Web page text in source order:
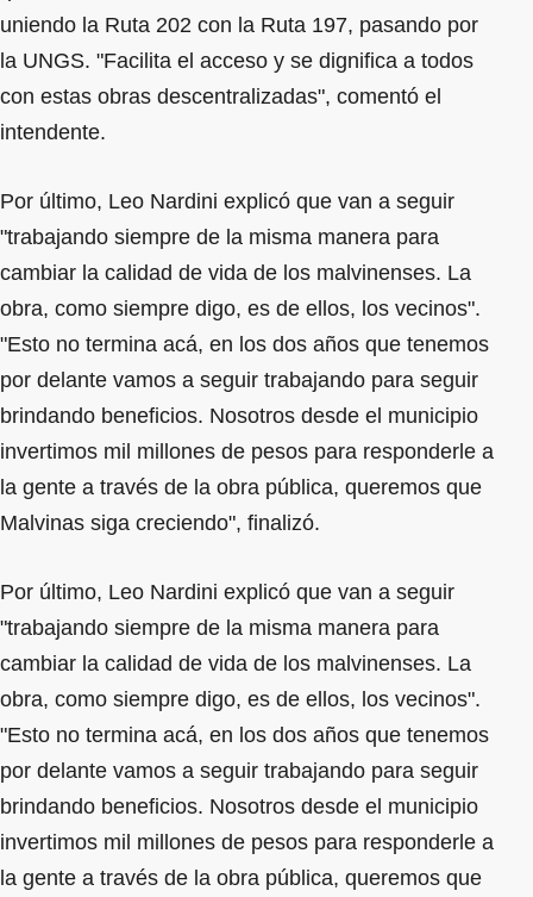
uniendo la Ruta 202 con la Ruta 197, pasando por
la UNGS. "Facilita el acceso y se dignifica a todos
con estas obras descentralizadas", comentó el
intendente.
Por último, Leo Nardini explicó que van a seguir
"trabajando siempre de la misma manera para
cambiar la calidad de vida de los malvinenses. La
obra, como siempre digo, es de ellos, los vecinos".
"Esto no termina acá, en los dos años que tenemos
por delante vamos a seguir trabajando para seguir
brindando beneficios. Nosotros desde el municipio
invertimos mil millones de pesos para responderle a
la gente a través de la obra pública, queremos que
Malvinas siga creciendo", finalizó.
Por último, Leo Nardini explicó que van a seguir
"trabajando siempre de la misma manera para
cambiar la calidad de vida de los malvinenses. La
obra, como siempre digo, es de ellos, los vecinos".
"Esto no termina acá, en los dos años que tenemos
por delante vamos a seguir trabajando para seguir
brindando beneficios. Nosotros desde el municipio
invertimos mil millones de pesos para responderle a
la gente a través de la obra pública, queremos que